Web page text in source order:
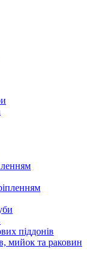
піддонів
мийок та раковин